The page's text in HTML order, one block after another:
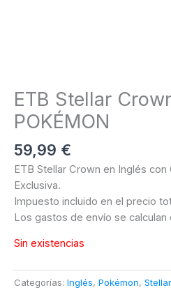
ETB Stellar
POKÉMON
59,99 €
ETB Stellar Crown en Inglés con
Exclusiva.
Impuesto incluido en el precio
Los gastos de envío se calculan
Sin existencias
Categorías: Inglés, Pokémon,